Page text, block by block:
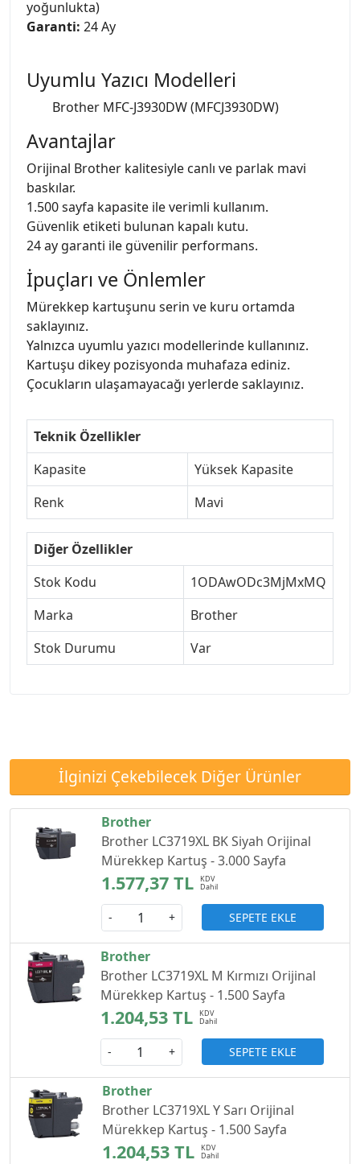
yoğunlukta)
Garanti: 24 Ay
Uyumlu Yazıcı Modelleri
Brother MFC-J3930DW (MFCJ3930DW)
Avantajlar
Orijinal Brother kalitesiyle canlı ve parlak mavi
baskılar.
1.500 sayfa kapasite ile verimli kullanım.
Güvenlik etiketi bulunan kapalı kutu.
24 ay garanti ile güvenilir performans.
İpuçları ve Önlemler
Mürekkep kartuşunu serin ve kuru ortamda
saklayınız.
Yalnızca uyumlu yazıcı modellerinde kullanınız.
Kartuşu dikey pozisyonda muhafaza ediniz.
Çocukların ulaşamayacağı yerlerde saklayınız.
Teknik Özellikler
Kapasite
Yüksek Kapasite
Renk
Mavi
Diğer Özellikler
Stok Kodu
1ODAwODc3MjMxMQ
Marka
Brother
Stok Durumu
Var
İlginizi Çekebilecek Diğer Ürünler
Brother
Brother LC3719XL BK Siyah Orijinal
Mürekkep Kartuş - 3.000 Sayfa
1.577,37 TL
- + SEPETE EKLE
Brother
Brother LC3719XL M Kırmızı Orijinal
Mürekkep Kartuş - 1.500 Sayfa
1.204,53 TL
- + SEPETE EKLE
Brother
Brother LC3719XL Y Sarı Orijinal
Mürekkep Kartuş - 1.500 Sayfa
1.204,53 TL